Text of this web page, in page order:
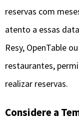
reservas com
atento a essas
Resy, OpenTable
restaurantes,
realizar reservas.
Considere a